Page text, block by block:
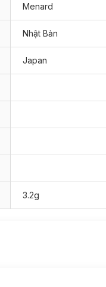
Menard
Nhật Bản
Japan
3.2g